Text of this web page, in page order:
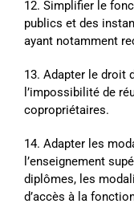
12. Simplifier le
publics et des
ayant notamment
13. Adapter le droit
l’impossibilité de
copropriétaires.
14. Adapter les
l’enseignement
diplômes, les
d’accès à la